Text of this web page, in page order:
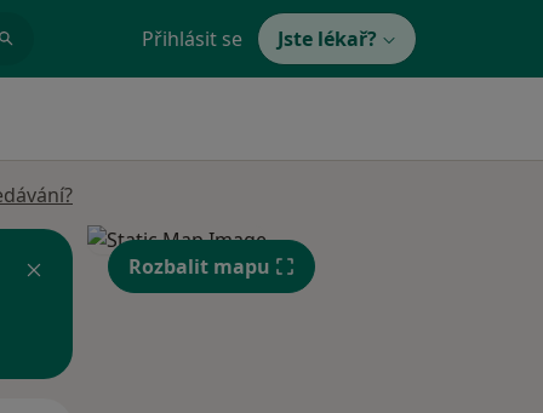
Přihlásit se Jste lékař?
Rozbalit mapu